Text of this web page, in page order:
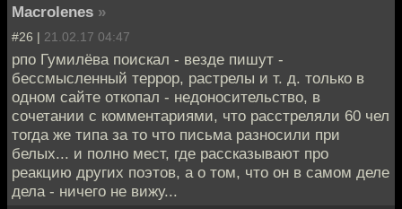
Macrolenes »
#26 | 21.02.17 04:47
рпо Гумилёва поискал - везде пишут -
бессмысленный террор, растрелы и т. д. только в
одном сайте откопал - недоносительство, в
сочетании с комментариями, что расстреляли 60 чел
тогда же типа за то что письма разносили при
белых... и полно мест, где рассказывают про
реакцию других поэтов, а о том, что он в самом деле
дела - ничего не вижу...